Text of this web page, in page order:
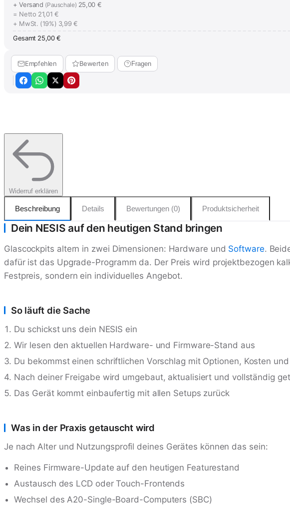
+ Versand (Pauschale) 25,00 €
= Netto 21,01 €
+ MwSt. (19%) 3,99 €
Gesamt 25,00 €
Empfehlen Bewerten Fragen
Widerruf erklären
Beschreibung Details Bewertungen (0) Produktsicherheit
Dein NESIS auf den heutigen Stand bringen
Glascockpits altern in zwei Dimensionen: Hardware und Software.
dafür ist das Upgrade-Programm da. Der Preis wird projektbezogen
Festpreis, sondern ein individuelles Angebot.
So läuft die Sache
Du schickst uns dein NESIS ein
Wir lesen den aktuellen Hardware- und Firmware-Stand aus
Du bekommst einen schriftlichen Vorschlag mit Optionen, Kosten
Nach deiner Freigabe wird umgebaut, aktualisiert und vollständig
Das Gerät kommt einbaufertig mit allen Setups zurück
Was in der Praxis getauscht wird
Je nach Alter und Nutzungsprofil deines Gerätes können das sein:
Reines Firmware-Update auf den heutigen Featurestand
Austausch des LCD oder Touch-Frontends
Wechsel des A20-Single-Board-Computers (SBC)